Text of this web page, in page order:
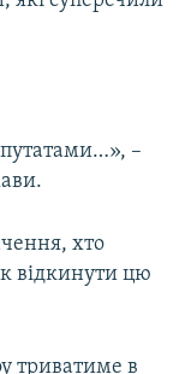
–
хто
відкинути цю
триватиме в